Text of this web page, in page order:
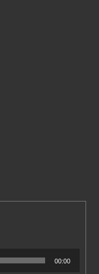
00:00